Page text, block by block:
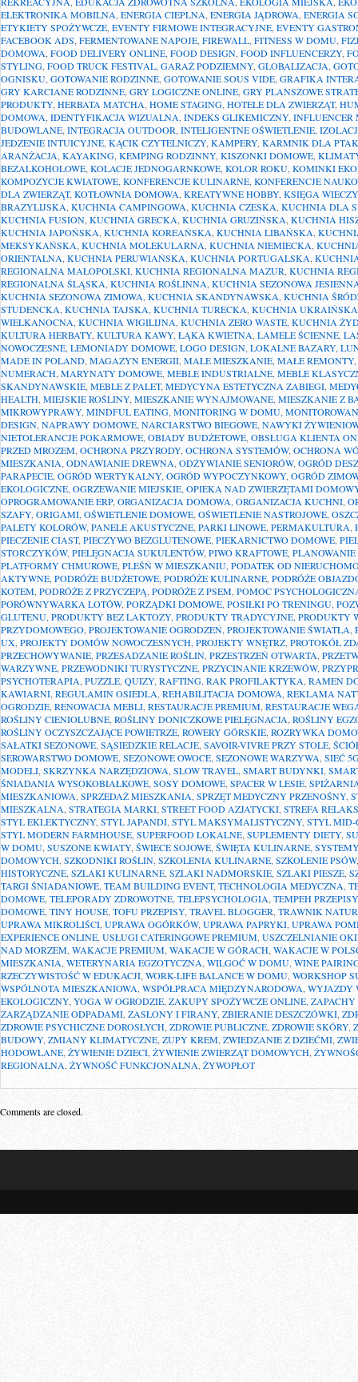
ELEKTRONIKA MOBILNA ENERGIA CIEPLNA ENERGIA JĄDROWA, ENERGIA
ETYKIETY SPOŻYWCZE EVENTY FIRMOWE INTEGRACYJNE, EVENTY
FACEBOOK ADS FERMENTOWANE NAPOJE FIREWALL FITNESS W DOMU
DOMOWA FOOD DELIVERY ONLINE, FOOD DESIGN FOOD INFLUENCERZY,
STYLING FOOD TRUCK FESTIVAL GARAŻ PODZIEMNY, GLOBALIZACJA
OGNISKU GOTOWANIE RODZINNE GOTOWANIE SOUS VIDE, GRAFIKA
GRY KARCIANE RODZINNE GRY LOGICZNE ONLINE GRY PLANSZOWE
PRODUKTY, HERBATA MATCHA HOME STAGING HOTELE DLA ZWIERZĄT,
DOMOWA IDENTYFIKACJA WIZUALNA INDEKS GLIKEMICZNY,
BUDOWLANE, INTEGRACJA OUTDOOR INTELIGENTNE OŚWIETLENIE
JEDZENIE INTUICYJNE, KĄCIK CZYTELNICZY, KAMPERY, KARMNIK DLA
ARANŻACJA KAYAKING KEMPING RODZINNY, KISZONKI DOMOWE,
BEZALKOHOLOWE KOLACJE JEDNOGARNKOWE KOLOR ROKU KOMINKI
KOMPOZYCJE KWIATOWE KONFERENCJE KULINARNE KONFERENCJE
DLA ZWIERZĄT, KOTŁOWNIA DOMOWA KREATYWNE HOBBY, KSIĘGA
BRAZYLIJSKA, KUCHNIA CAMPINGOWA KUCHNIA CZESKA, KUCHNIA DLA
KUCHNIA FUSION, KUCHNIA GRECKA KUCHNIA GRUZIŃSKA, KUCHNIA
KUCHNIA JAPOŃSKA KUCHNIA KOREAŃSKA KUCHNIA LIBAŃSKA
MEKSYKAŃSKA KUCHNIA MOLEKULARNA KUCHNIA NIEMIECKA
ORIENTALNA, KUCHNIA PERUWIAŃSKA KUCHNIA PORTUGALSKA
REGIONALNA MAŁOPOLSKI KUCHNIA REGIONALNA MAZUR KUCHNIA
REGIONALNA ŚLĄSKA KUCHNIA ROŚLINNA, KUCHNIA SEZONOWA
KUCHNIA SEZONOWA ZIMOWA KUCHNIA SKANDYNAWSKA KUCHNIA
STUDENCKA KUCHNIA TAJSKA, KUCHNIA TURECKA KUCHNIA UKRAIŃSKA
WIELKANOCNA, KUCHNIA WIGILIJNA KUCHNIA ZERO WASTE KUCHNIA
KULTURA HERBATY, KULTURA KAWY, ŁĄKA KWIETNA, LAMELE ŚCIENNE
NOWOCZESNE, LEMONIADY DOMOWE, LOGO DESIGN LOKALNE BAZARY,
MADE IN POLAND MAGAZYN ENERGII, MAŁE MIESZKANIE MAŁE REMONTY,
NUMERACH MARYNATY DOMOWE, MEBLE INDUSTRIALNE MEBLE
SKANDYNAWSKIE MEBLE Z PALET, MEDYCYNA ESTETYCZNA ZABIEGI,
HEALTH, MIEJSKIE ROŚLINY, MIESZKANIE WYNAJMOWANE MIESZKANIE Z
MIKROWYPRAWY, MINDFUL EATING MONITORING W DOMU
DESIGN NAPRAWY DOMOWE NARCIARSTWO BIEGOWE NAWYKI
NIETOLERANCJE POKARMOWE, OBIADY BUDŻETOWE, OBSŁUGA KLIENTA
PRZED MROZEM, OCHRONA PRZYRODY, OCHRONA SYSTEMÓW, OCHRONA
MIESZKANIA, ODNAWIANIE DREWNA ODŻYWIANIE SENIORÓW, OGRÓD
PARAPECIE, OGRÓD WERTYKALNY, OGRÓD WYPOCZYNKOWY, OGRÓD
EKOLOGICZNE OGRZEWANIE MIEJSKIE, OPIEKA NAD ZWIERZĘTAMI
OPROGRAMOWANIE ERP, ORGANIZACJA DOMOWA ORGANIZACJA KUCHNI
SZAFY, ORIGAMI OŚWIETLENIE DOMOWE OŚWIETLENIE NASTROJOWE
PALETY KOLORÓW, PANELE AKUSTYCZNE PARKI LINOWE PERMAKULTURA
PIECZENIE CIAST, PIECZYWO BEZGLUTENOWE PIEKARNICTWO DOMOWE
STORCZYKÓW, PIELĘGNACJA SUKULENTÓW, PIWO KRAFTOWE
PLATFORMY CHMUROWE PLEŚŃ W MIESZKANIU PODATEK OD
AKTYWNE, PODRÓŻE BUDŻETOWE PODRÓŻE KULINARNE, PODRÓŻE
KOTEM, PODRÓŻE Z PRZYCZEPĄ PODRÓŻE Z PSEM POMOC
PORÓWNYWARKA LOTÓW, PORZĄDKI DOMOWE POSIŁKI PO TRENINGU,
GLUTENU PRODUKTY BEZ LAKTOZY, PRODUKTY TRADYCYJNE PRODUKTY
PRZYDOMOWEGO, PROJEKTOWANIE OGRODZEŃ, PROJEKTOWANIE ŚWIATŁA
UX, PROJEKTY DOMÓW NOWOCZESNYCH, PROJEKTY WNĘTRZ PROTOKÓŁ
PRZECHOWYWANIE PRZESADZANIE ROŚLIN PRZESTRZEŃ OTWARTA,
WARZYWNE, PRZEWODNIKI TURYSTYCZNE, PRZYCINANIE KRZEWÓW,
PSYCHOTERAPIA, PUZZLE QUIZY, RAFTING RAK PROFILAKTYKA RAMEN
KAWIARNI REGULAMIN OSIEDLA REHABILITACJA DOMOWA REKLAMA
OGRODZIE RENOWACJA MEBLI, RESTAURACJE PREMIUM, RESTAURACJE
ROŚLINY CIENIOLUBNE ROŚLINY DONICZKOWE PIELĘGNACJA, ROŚLINY
ROŚLINY OCZYSZCZAJĄCE POWIETRZE, ROWERY GÓRSKIE, ROZRYWKA
SAŁATKI SEZONOWE SĄSIEDZKIE RELACJE SAVOIR-VIVRE PRZY STOLE,
SEROWARSTWO DOMOWE SEZONOWE OWOCE SEZONOWE WARZYWA SIEĆ
MODELI SKRZYNKA NARZĘDZIOWA, SLOW TRAVEL SMART BUDYNKI,
ŚNIADANIA WYSOKOBIAŁKOWE, SOSY DOMOWE, SPACER W LESIE
MIESZKANIOWA SPRZEDAŻ MIESZKANIA SPRZĘT MEDYCZNY PRZENOŚNY,
MIESZKALNA STRATEGIA MARKI, STREET FOOD AZJATYCKI STREFA
STYL EKLEKTYCZNY, STYL JAPANDI STYL MAKSYMALISTYCZNY, STYL MID-
STYL MODERN FARMHOUSE SUPERFOOD LOKALNE, SUPLEMENTY DIETY,
W DOMU, SUSZONE KWIATY, ŚWIECE SOJOWE ŚWIĘTA KULINARNE,
DOMOWYCH SZKODNIKI ROŚLIN SZKOLENIA KULINARNE SZKOLENIE PSÓW
HISTORYCZNE SZLAKI KULINARNE SZLAKI NADMORSKIE, SZLAKI PIESZE
TARGI ŚNIADANIOWE, TEAM BUILDING EVENT, TECHNOLOGIA MEDYCZNA
DOMOWE, TELEPORADY ZDROWOTNE, TELEPSYCHOLOGIA TEMPEH PRZEPISY
DOMOWE TINY HOUSE TOFU PRZEPISY, TRAVEL BLOGGER TRAWNIK
UPRAWA MIKROLIŚCI, UPRAWA OGÓRKÓW, UPRAWA PAPRYKI UPRAWA
EXPERIENCE ONLINE USŁUGI CATERINGOWE PREMIUM USZCZELNIANIE
NAD MORZEM WAKACJE PREMIUM WAKACJE W GÓRACH WAKACJE W
MIESZKANIA WETERYNARIA EGZOTYCZNA WILGOĆ W DOMU, WINE
RZECZYWISTOŚĆ W EDUKACJI WORK-LIFE BALANCE W DOMU WORKSHOP
WSPÓLNOTA MIESZKANIOWA WSPÓŁPRACA MIĘDZYNARODOWA WYJAZDY
EKOLOGICZNY, YOGA W OGRODZIE, ZAKUPY SPOŻYWCZE ONLINE
ZARZĄDZANIE ODPADAMI ZASŁONY I FIRANY, ZBIERANIE DESZCZÓWKI
ZDROWIE PSYCHICZNE DOROSŁYCH ZDROWIE PUBLICZNE, ZDROWIE SKÓRY,
BUDOWY, ZMIANY KLIMATYCZNE ZUPY KREM ZWIEDZANIE Z DZIEĆMI,
HODOWLANE ŻYWIENIE DZIECI, ŻYWIENIE ZWIERZĄT DOMOWYCH,
REGIONALNA ŻYWNOŚĆ FUNKCJONALNA ŻYWOPŁOT
Comments are closed.